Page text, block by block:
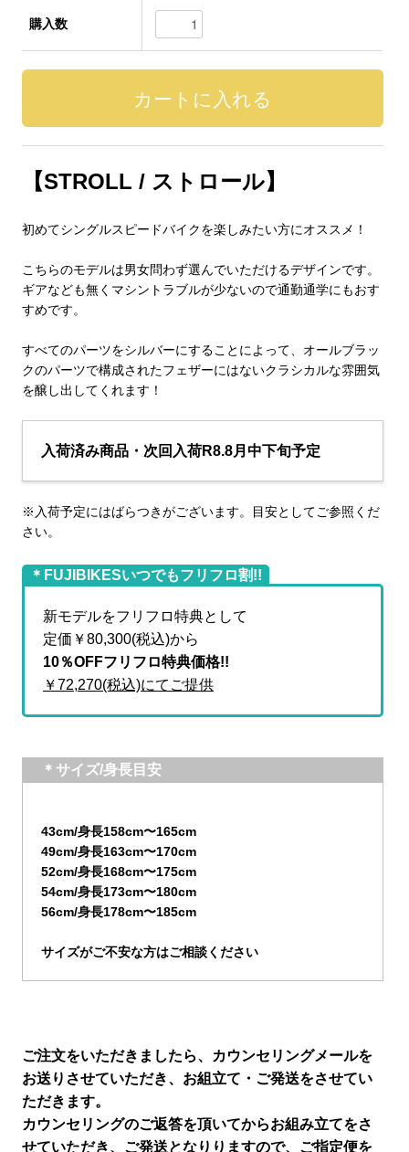
購入数
【STROLL / ストロール】
初めてシングルスピードバイクを楽しみたい方にオススメ！
こちらのモデルは男女問わず選んでいただけるデザインです。
ギアなども無くマシントラブルが少ないので通勤通学にもおす
すめです。
すべてのパーツをシルバーにすることによって、オールブラッ
クのパーツで構成されたフェザーにはないクラシカルな雰囲気
を醸し出してくれます！
入荷済み商品・次回入荷R8.8月中下旬予定
※入荷予定にはばらつきがございます。目安としてご参照くだ
さい。
＊FUJIBIKESいつでもフリフロ割!!
新モデルをフリフロ特典として
定価￥80,300(税込)から
10％OFFフリフロ特典価格!!
￥72,270(税込)にてご提供
＊サイズ/身長目安
43cm/身長158cm〜165cm
49cm/身長163cm〜170cm
52cm/身長168cm〜175cm
54cm/身長173cm〜180cm
56cm/身長178cm〜185cm
サイズがご不安な方はご相談ください
ご注文をいただきましたら、カウンセリングメールを
お送りさせていただき、お組立て・ご発送をさせてい
ただきます。
カウンセリングのご返答を頂いてからお組み立てをさ
せていただき、ご発送となりりますので、ご指定便を